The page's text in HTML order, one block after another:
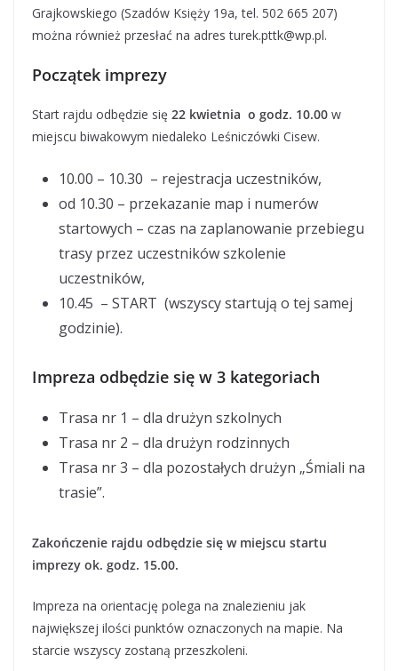
Grajkowskiego (Szadów Księży 19a, tel. 502 665 207)
można również przesłać na adres turek.pttk@wp.pl.
Początek imprezy
Start rajdu odbędzie się 22 kwietnia o godz. 10.00 w
miejscu biwakowym niedaleko Leśniczówki Cisew.
10.00 – 10.30 – rejestracja uczestników,
od 10.30 – przekazanie map i numerów
startowych – czas na zaplanowanie przebiegu
trasy przez uczestników szkolenie
uczestników,
10.45 – START (wszyscy startują o tej samej
godzinie).
Impreza odbędzie się w 3 kategoriach
Trasa nr 1 – dla drużyn szkolnych
Trasa nr 2 – dla drużyn rodzinnych
Trasa nr 3 – dla pozostałych drużyn „Śmiali na
trasie”.
Zakończenie rajdu odbędzie się w miejscu startu
imprezy ok. godz. 15.00.
Impreza na orientację polega na znalezieniu jak
największej ilości punktów oznaczonych na mapie. Na
starcie wszyscy zostaną przeszkoleni.